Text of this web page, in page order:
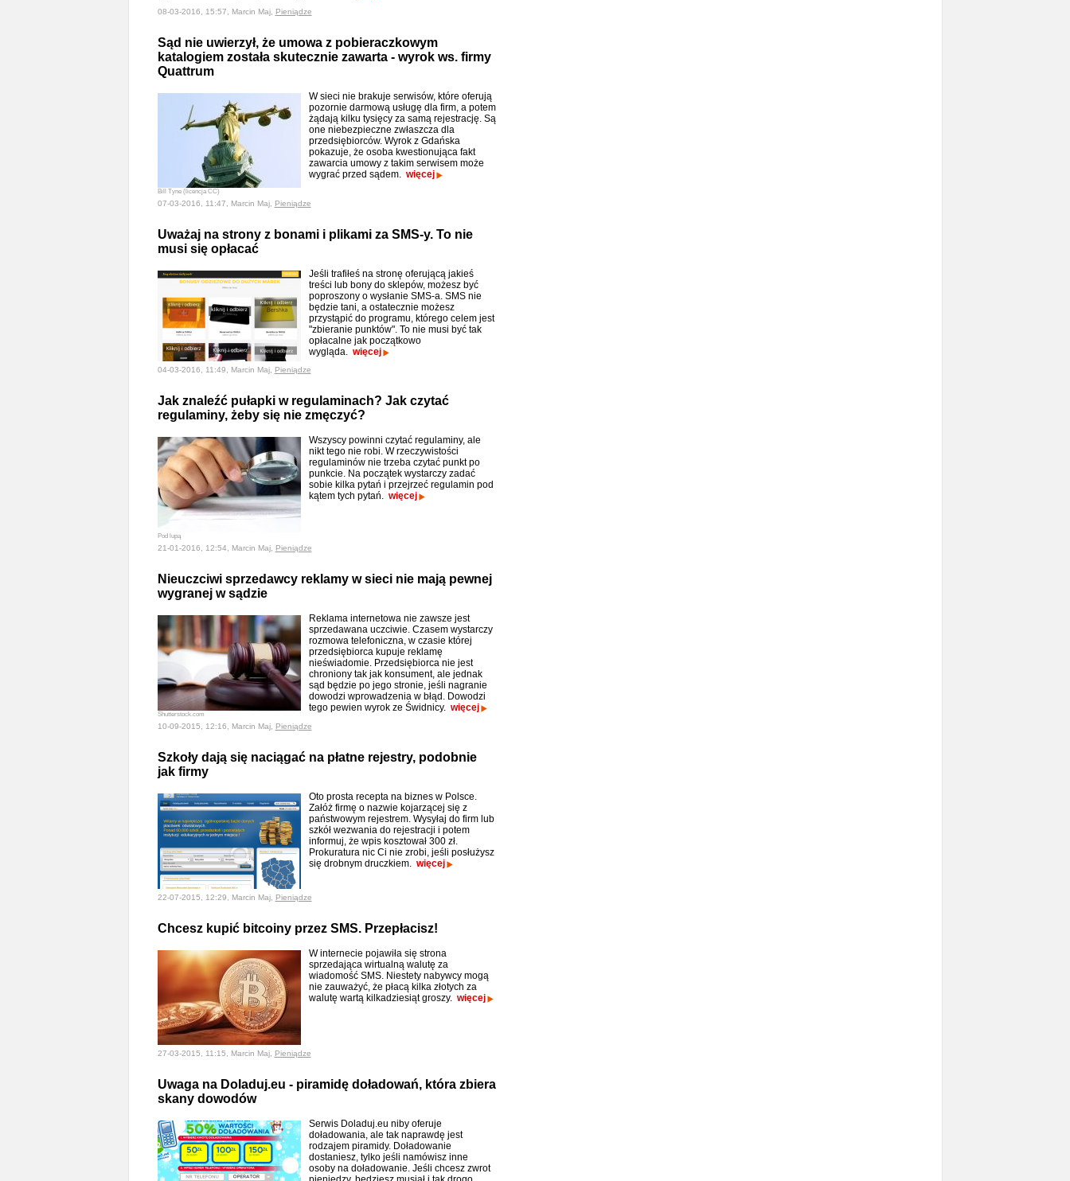
08-03-2016, 15:57, Marcin Maj, Pieniądze
Sąd nie uwierzył, że umowa z pobieraczkowym
katalogiem została skutecznie zawarta - wyrok ws. firmy
Quattrum
Bill Tyne (licencja CC)
W sieci nie brakuje serwisów, które oferują
pozornie darmową usługę dla firm, a potem
żądają kilku tysięcy za samą rejestrację. Są
one niebezpieczne zwłaszcza dla
przedsiębiorców. Wyrok z Gdańska
pokazuje, że osoba kwestionująca fakt
zawarcia umowy z takim serwisem może
wygrać przed sądem. więcej
07-03-2016, 11:47, Marcin Maj, Pieniądze
Uważaj na strony z bonami i plikami za SMS-y. To nie
musi się opłacać
Jeśli trafiłeś na stronę oferującą jakieś
treści lub bony do sklepów, możesz być
poproszony o wysłanie SMS-a. SMS nie
będzie tani, a ostatecznie możesz
przystąpić do programu, którego celem jest
"zbieranie punktów". To nie musi być tak
opłacalne jak początkowo
wygląda. więcej
04-03-2016, 11:49, Marcin Maj, Pieniądze
Jak znaleźć pułapki w regulaminach? Jak czytać
regulaminy, żeby się nie zmęczyć?
Pod lupą
Wszyscy powinni czytać regulaminy, ale
nikt tego nie robi. W rzeczywistości
regulaminów nie trzeba czytać punkt po
punkcie. Na początek wystarczy zadać
sobie kilka pytań i przejrzeć regulamin pod
kątem tych pytań. więcej
21-01-2016, 12:54, Marcin Maj, Pieniądze
Nieuczciwi sprzedawcy reklamy w sieci nie mają pewnej
wygranej w sądzie
Shutterstock.com
Reklama internetowa nie zawsze jest
sprzedawana uczciwie. Czasem wystarczy
rozmowa telefoniczna, w czasie której
przedsiębiorca kupuje reklamę
nieświadomie. Przedsiębiorca nie jest
chroniony tak jak konsument, ale jednak
sąd będzie po jego stronie, jeśli nagranie
dowodzi wprowadzenia w błąd. Dowodzi
tego pewien wyrok ze Świdnicy. więcej
10-09-2015, 12:16, Marcin Maj, Pieniądze
Szkoły dają się naciągać na płatne rejestry, podobnie
jak firmy
Oto prosta recepta na biznes w Polsce.
Załóż firmę o nazwie kojarzącej się z
państwowym rejestrem. Wysyłaj do firm lub
szkół wezwania do rejestracji i potem
informuj, że wpis kosztował 300 zł.
Prokuratura nic Ci nie zrobi, jeśli posłużysz
się drobnym druczkiem. więcej
22-07-2015, 12:29, Marcin Maj, Pieniądze
Chcesz kupić bitcoiny przez SMS. Przepłacisz!
W internecie pojawiła się strona
sprzedająca wirtualną walutę za
wiadomość SMS. Niestety nabywcy mogą
nie zauważyć, że płacą kilka złotych za
walutę wartą kilkadziesiąt groszy. więcej
27-03-2015, 11:15, Marcin Maj, Pieniądze
Uwaga na Doladuj.eu - piramidę doładowań, która zbiera
skany dowodów
Serwis Doladuj.eu niby oferuje
doładowania, ale tak naprawdę jest
rodzajem piramidy. Doładowanie
dostaniesz, tylko jeśli namówisz inne
osoby na doładowanie. Jeśli chcesz zwrot